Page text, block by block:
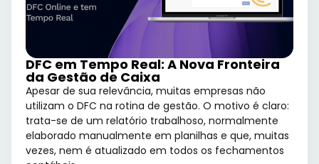
DFC em Tempo Real: A Nova Fronteira
da Gestão de Caixa
Apesar de sua relevância, muitas empresas não
utilizam o DFC na rotina de gestão. O motivo é claro:
trata-se de um relatório trabalhoso, normalmente
elaborado manualmente em planilhas e que, muitas
vezes, nem é atualizado em todos os fechamentos